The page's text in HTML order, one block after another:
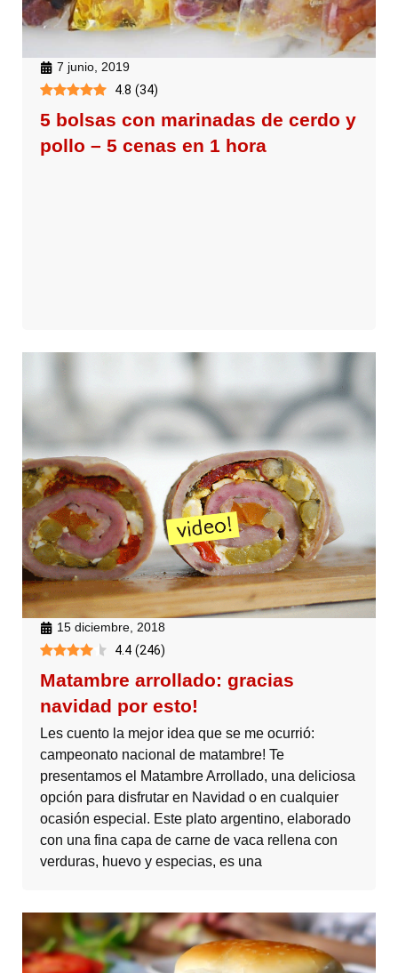
7 junio, 2019
4.8 (34)
5 bolsas con marinadas de cerdo y
pollo – 5 cenas en 1 hora
15 diciembre, 2018
4.4 (246)
Matambre arrollado: gracias
navidad por esto!
Les cuento la mejor idea que se me ocurrió:
campeonato nacional de matambre! Te
presentamos el Matambre Arrollado, una deliciosa
opción para disfrutar en Navidad o en cualquier
ocasión especial. Este plato argentino, elaborado
con una fina capa de carne de vaca rellena con
verduras, huevo y especias, es una